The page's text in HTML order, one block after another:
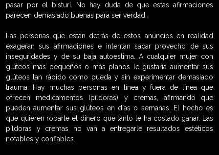
pasar por el bisturí. No hay duda de que estas afirmaciones
parecen demasiado buenas para ser verdad.
Las personas que están detrás de estos anuncios en realidad
exageran sus afirmaciones e intentan sacar provecho de sus
inseguridades y de su baja autoestima. A cualquier mujer con
glúteos más pequeños o más planos le gustaría aumentar sus
glúteos tan rápido como pueda y sin experimentar demasiado
trauma. Hay muchas personas en línea y fuera de línea que
ofrecen medicamentos (píldoras) y cremas, afirmando que
pueden aumentar sus glúteos en días o semanas. El hecho es
que quieren robarle el dinero que tanto le ha costado ganar. Las
píldoras y cremas no van a entregarle resultados estéticos
notables y confiables.